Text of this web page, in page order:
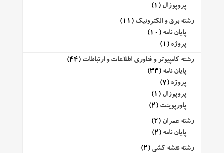
پروپوزال (1)
رشته برق و الکترونیک (11)
پایان نامه (10)
پروژه (1)
رشته کامپیوتر و فناوری اطلاعات و ارتباطات (44)
پایان نامه (34)
پروژه (7)
پروپوزال (1)
پاورپوینت (2)
رشته عمران (2)
پایان نامه (2)
رشته نقشه کشی (2)